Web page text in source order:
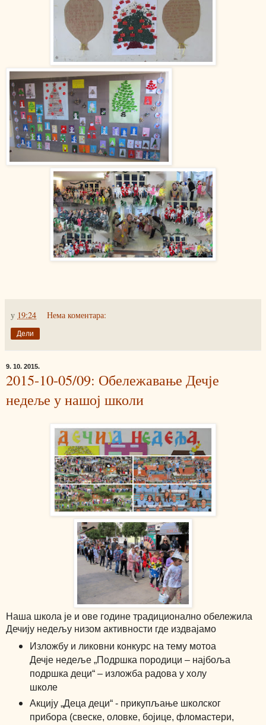
у 19:24 Нема коментара:
Дели
9. 10. 2015.
2015-10-05/09: Обележавање Дечје
недеље у нашој школи
Наша школа је и ове године традиционално обележила
Дечију недељу низом активности где издвајамо
Изложбу и ликовни конкурсна тему мотоа
Дечје недеље „Подршка породици – најбоља
подршка деци“ – изложба радова у холу
школе
Акцију „Деца деци“ - прикупљање школског
прибора (свеске, оловке, бојице, фломастери,